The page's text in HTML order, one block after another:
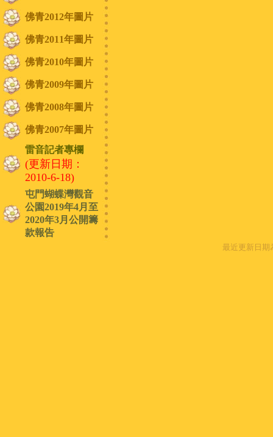
佛青2012年圖片
佛青2011年圖片
佛青2010年圖片
佛青2009年圖片
佛青2008年圖片
佛青2007年圖片
雷音記者專欄
(更新日期：
2010-6-18)
屯門蝴蝶灣觀音
公園2019年4月至
2020年3月公開籌
款報告
最近更新日